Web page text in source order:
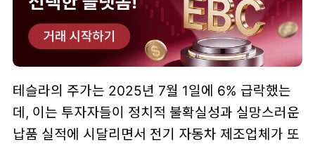
테슬라의 주가는 2025년 7월 1일에 6% 급락했는
데, 이는 투자자들이 정치적 불확실성과 실망스러운
납품 실적에 시달리면서 전기 자동차 제조업체가 또